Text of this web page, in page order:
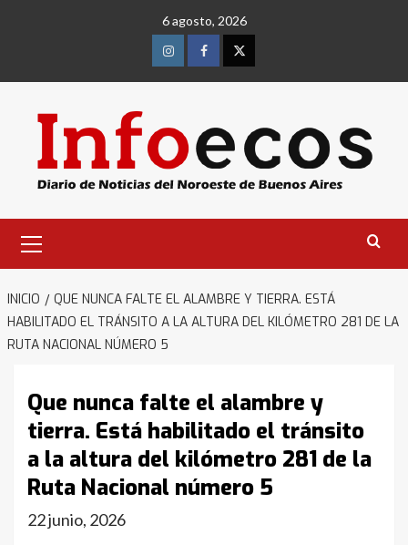
6 agosto, 2026
InstagramFacebookTwitter
primario
INICIO
QUE NUNCA FALTE EL ALAMBRE Y TIERRA. ESTÁ
HABILITADO EL TRÁNSITO A LA ALTURA DEL KILÓMETRO 281 DE LA
RUTA NACIONAL NÚMERO 5
Que nunca falte el alambre y
tierra. Está habilitado el tránsito
a la altura del kilómetro 281 de la
Ruta Nacional número 5
22 junio, 2026